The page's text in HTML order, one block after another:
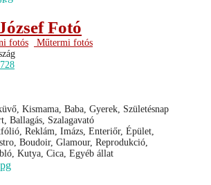
Fotó
fotós
Műtermi fotós
Kismama, Baba, Gyerek, Születésnap
Ballagás, Szalagavató
Reklám, Imázs, Enteriőr, Épület,
Boudoir, Glamour, Reprodukció,
Kutya, Cica, Egyéb állat